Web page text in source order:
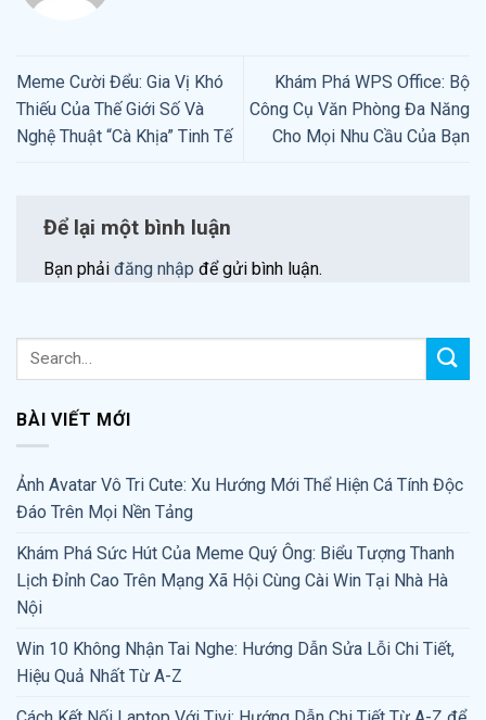
Meme Cười Đểu: Gia Vị Khó
Thiếu Của Thế Giới Số Và
Nghệ Thuật “Cà Khịa” Tinh Tế
Khám Phá WPS Office: Bộ
Công Cụ Văn Phòng Đa Năng
Cho Mọi Nhu Cầu Của Bạn
Để lại một bình luận
Bạn phải đăng nhập để gửi bình luận.
BÀI VIẾT MỚI
Ảnh Avatar Vô Tri Cute: Xu Hướng Mới Thể Hiện Cá Tính Độc
Đáo Trên Mọi Nền Tảng
Khám Phá Sức Hút Của Meme Quý Ông: Biểu Tượng Thanh
Lịch Đỉnh Cao Trên Mạng Xã Hội Cùng Cài Win Tại Nhà Hà
Nội
Win 10 Không Nhận Tai Nghe: Hướng Dẫn Sửa Lỗi Chi Tiết,
Hiệu Quả Nhất Từ A-Z